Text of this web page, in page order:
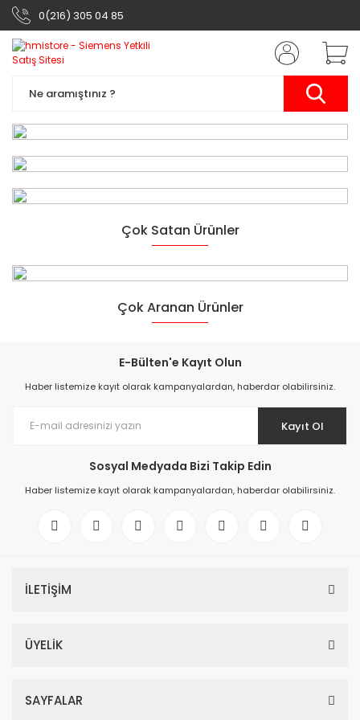
0(216) 305 04 85
Siemens Otomasyon
Ürünleri
Çok Satan Ürünler
6ES7521-1BL00-0AB0 SIMATIC S7-1500, digital input module DI 32x24
Çok Aranan Ürünler
E-Bülten'e Kayıt Olun
Haber listemize kayıt olarak kampanyalardan, haberdar olabilirsiniz.
Kayıt Ol
Sosyal Medyada Bizi Takip Edin
Haber listemize kayıt olarak kampanyalardan, haberdar olabilirsiniz.
İLETİŞİM
ÜYELİK
SAYFALAR